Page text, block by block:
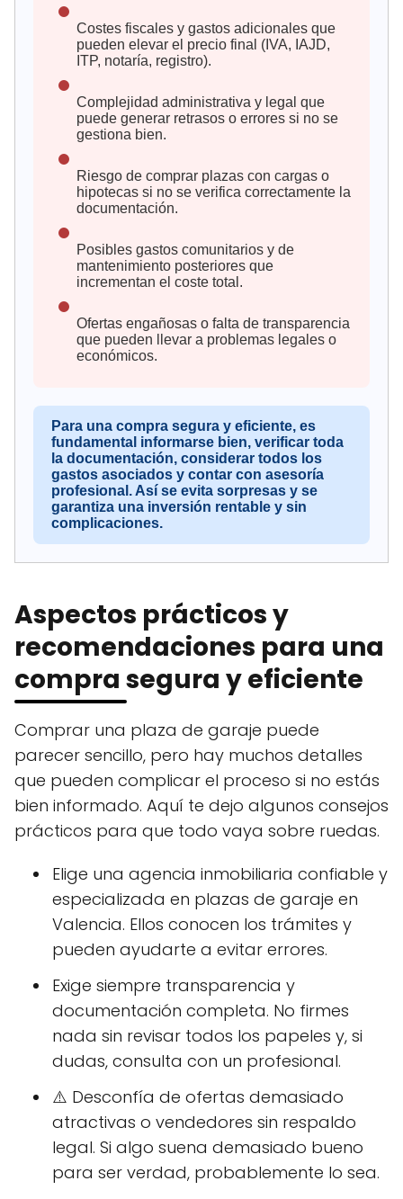
Costes fiscales y gastos adicionales que
pueden elevar el precio final (IVA, IAJD,
ITP, notaría, registro).
Complejidad administrativa y legal que
puede generar retrasos o errores si no se
gestiona bien.
Riesgo de comprar plazas con cargas o
hipotecas si no se verifica correctamente la
documentación.
Posibles gastos comunitarios y de
mantenimiento posteriores que
incrementan el coste total.
Ofertas engañosas o falta de transparencia
que pueden llevar a problemas legales o
económicos.
Para una compra segura y eficiente, es
fundamental informarse bien, verificar toda
la documentación, considerar todos los
gastos asociados y contar con asesoría
profesional. Así se evita sorpresas y se
garantiza una inversión rentable y sin
complicaciones.
Aspectos prácticos y
recomendaciones para una
compra segura y eficiente
Comprar una plaza de garaje puede
parecer sencillo, pero hay muchos detalles
que pueden complicar el proceso si no estás
bien informado. Aquí te dejo algunos consejos
prácticos para que todo vaya sobre ruedas.
Elige una agencia inmobiliaria confiable y
especializada en plazas de garaje en
Valencia. Ellos conocen los trámites y
pueden ayudarte a evitar errores.
Exige siempre transparencia y
documentación completa. No firmes
nada sin revisar todos los papeles y, si
dudas, consulta con un profesional.
⚠️ Desconfía de ofertas demasiado
atractivas o vendedores sin respaldo
legal. Si algo suena demasiado bueno
para ser verdad, probablemente lo sea.